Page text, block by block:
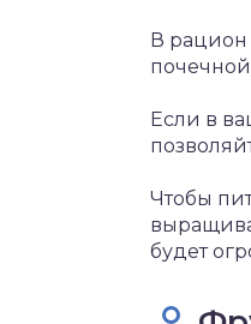
В рацион
Если в
Чтобы
будет